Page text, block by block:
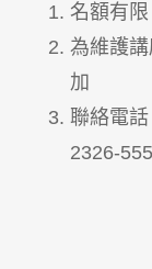
名額有限
為維護
加
聯絡電
2326-